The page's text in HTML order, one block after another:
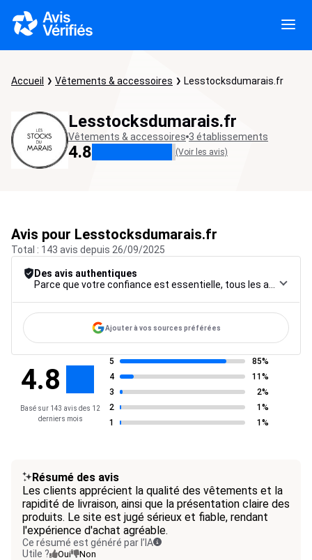
Accueil Vêtements & accessoires Lesstocksdumarais.fr
Lesstocksdumarais.fr
Vêtements & accessoires 3 établissements
4.8 (Voir les avis)
Avis pour Lesstocksdumarais.fr
Total : 143 avis depuis 26/09/2025
Des avis authentiques
Ajouter à vos sources préférées
4.8
Basé sur 143 avis des 12
derniers mois
5
85%
4
11%
3
2%
2
1%
1
1%
Résumé des avis
Les clients apprécient la qualité des vêtements et la
rapidité de livraison, ainsi que la présentation claire des
produits. Le site est jugé sérieux et fiable, rendant
l'expérience d'achat agréable.
Ce résumé est généré par l’IA
Utile ?
Oui Non